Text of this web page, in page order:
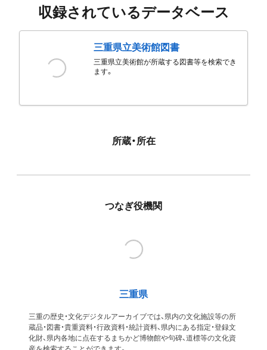
収録されているデータベース
三重県立美術館図書
三重県立美術館が所蔵する図書等を検索でき
ます。
所蔵・所在
つなぎ役機関
三重県
三重の歴史・文化デジタルアーカイブでは、県内の文化施設等の所
蔵品・図書・貴重資料・行政資料・統計資料、県内にある指定・登録文
化財、県内各地に点在するまちかど博物館や句碑、道標等の文化資